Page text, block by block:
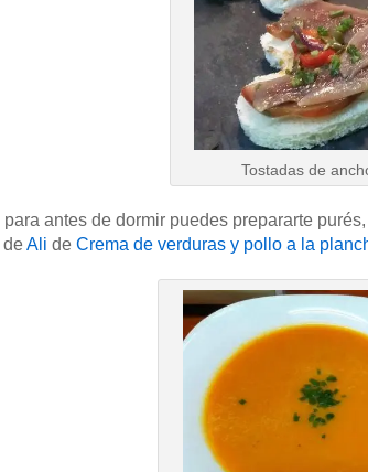
Tostadas de
antes de dormir puedes prepararte
deAli de Crema de verduras y pollo a la